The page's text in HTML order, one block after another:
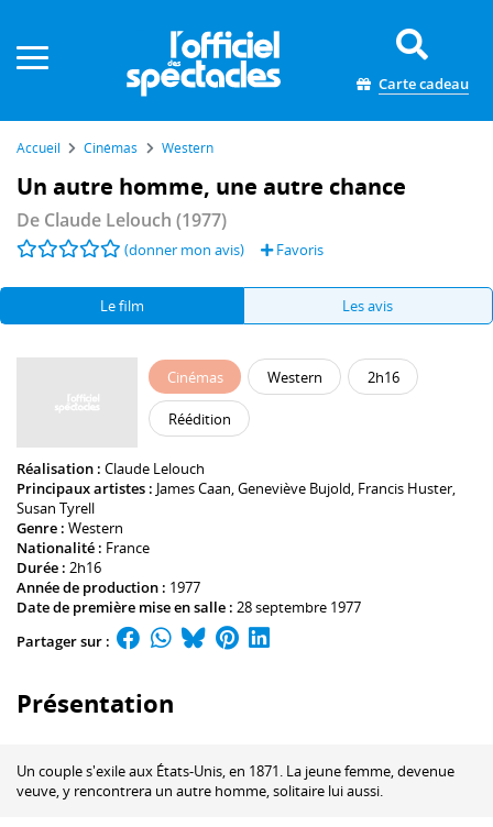
Carte cadeau
Accueil Cinémas Western
Un autre homme, une autre chance
De Claude Lelouch (1977)
(donner mon avis) Favoris
Le film Les avis
Cinémas Western 2h16
Réédition
Réalisation : Claude Lelouch
Principaux artistes : James Caan,Geneviève Bujold, Francis Huster,
Susan Tyrell
Genre : Western
Nationalité : France
Durée : 2h16
Année de production : 1977
Date de première mise en salle : 28 septembre 1977
Partager sur :
Présentation
Un couple s'exile aux États-Unis, en 1871. La jeune femme, devenue
veuve, y rencontrera un autre homme, solitaire lui aussi.